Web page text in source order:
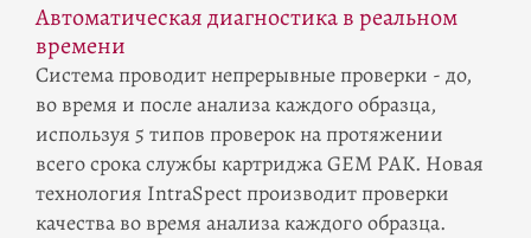
Автоматическая диагностика в реальном
времени
Система проводит непрерывные проверки - до,
во время и после анализа каждого образца,
используя 5 типов проверок на протяжении
всего срока службы картриджа GEM PAK. Новая
технология IntraSpect производит проверки
качества во время анализа каждого образца.